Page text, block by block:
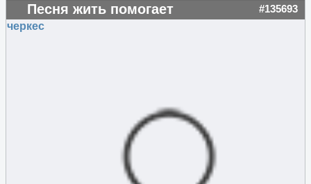
Песня жить помогает #135693
черкес